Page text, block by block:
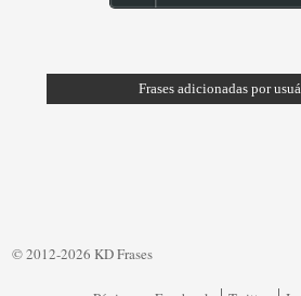
Frases adicionadas por
© 2012-2026 KD Frases